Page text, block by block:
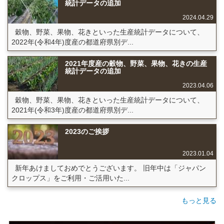
統計データの追加
2024.04.29
穀物、野菜、果物、花きといった生産統計データについて、
2022年(令和4年)度産の都道府県別デ...
2021年度産の穀物、野菜、果物、花きの生産
統計データの追加
2023.04.06
穀物、野菜、果物、花きといった生産統計データについて、
2021年(令和3年)度産の都道府県別デ...
2023のご挨拶
2023.01.04
新年あけましておめでとうございます。 旧年中は「ジャパン
クロップス」をご利用・ご活用いた...
もっと見る